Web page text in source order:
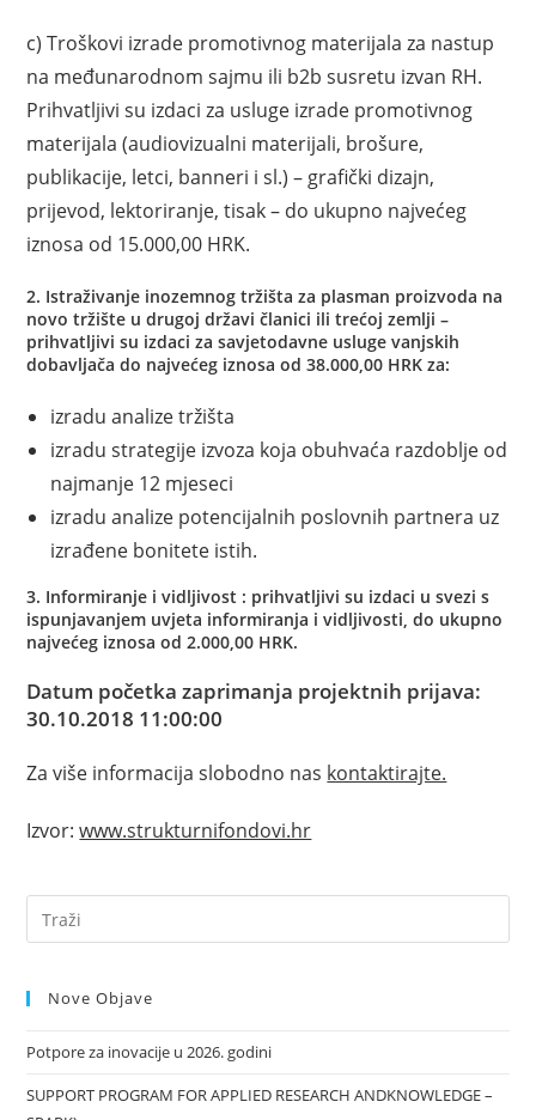
c) Troškovi izrade promotivnog materijala za nastup
na međunarodnom sajmu ili b2b susretu izvan RH.
Prihvatljivi su izdaci za usluge izrade promotivnog
materijala (audiovizualni materijali, brošure,
publikacije, letci, banneri i sl.) – grafički dizajn,
prijevod, lektoriranje, tisak – do ukupno najvećeg
iznosa od 15.000,00 HRK.
2. Istraživanje inozemnog tržišta za plasman proizvoda na
novo tržište u drugoj državi članici ili trećoj zemlji –
prihvatljivi su izdaci za savjetodavne usluge vanjskih
dobavljača do najvećeg iznosa od 38.000,00 HRK za:
izradu analize tržišta
izradu strategije izvoza koja obuhvaća razdoblje od
najmanje 12 mjeseci
izradu analize potencijalnih poslovnih partnera uz
izrađene bonitete istih.
3. Informiranje i vidljivost : prihvatljivi su izdaci u svezi s
ispunjavanjem uvjeta informiranja i vidljivosti, do ukupno
najvećeg iznosa od 2.000,00 HRK.
Datum početka zaprimanja projektnih prijava:
30.10.2018 11:00:00
Za više informacija slobodno nas kontaktirajte.
Izvor:www.strukturnifondovi.hr
Nove Objave
Potpore za inovacije u 2026. godini
SUPPORT PROGRAM FOR APPLIED RESEARCH ANDKNOWLEDGE –